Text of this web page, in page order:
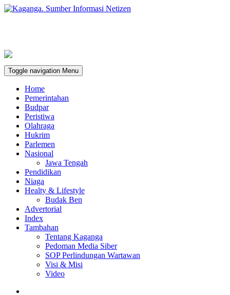
Toggle navigation Menu
Home
Pemerintahan
Budpar
Peristiwa
Olahraga
Hukrim
Parlemen
Nasional
Jawa Tengah
Pendidikan
Niaga
Healty & Lifestyle
Budak Ben
Advertorial
Index
Tambahan
Tentang Kaganga
Pedoman Media Siber
SOP Perlindungan Wartawan
Visi & Misi
Video